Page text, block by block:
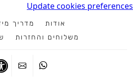
Update cookies preferences
אודות מדריך
משלוחים והחזרות
ווטסאפ